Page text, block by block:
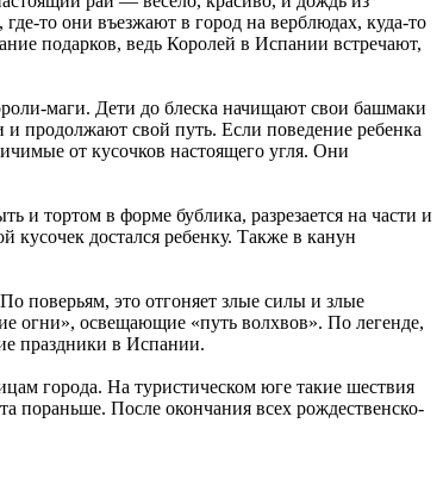
то они въезжают в город на верблюдах, куда-то
подарков, ведь Королей в Испании встречают,
маги. Дети до блеска начищают свои башмаки
продолжают свой путь. Если поведение ребенка
от кусочков настоящего угля. Они
тортом в форме бублика, разрезается на части и
кусочек достался ребенку. Также в канун
поверьям, это отгоняет злые силы и злые
огни», освещающие «путь волхвов». По легенде,
праздники в Испании.
города. На туристическом юге такие шествия
пораньше. После окончания всех рождественско-